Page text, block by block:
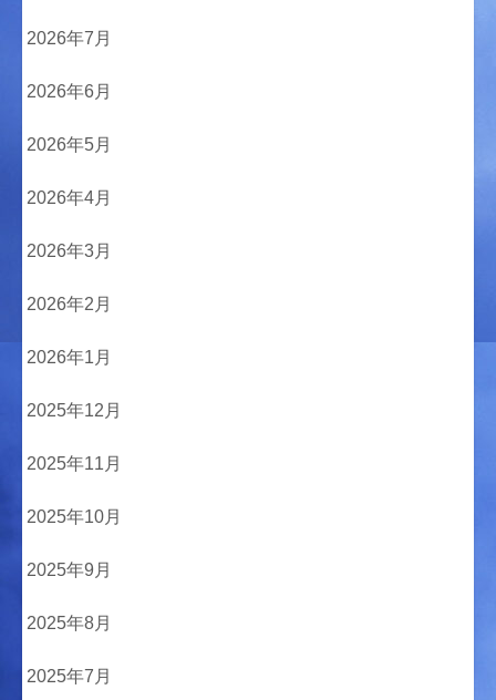
2026年7月
2026年6月
2026年5月
2026年4月
2026年3月
2026年2月
2026年1月
2025年12月
2025年11月
2025年10月
2025年9月
2025年8月
2025年7月